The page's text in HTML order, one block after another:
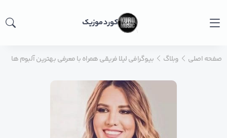
کورد موزیک
صفحه اصلی وبلاگ بیوگرافی لیلا فریقی همراه با معرفی بهترین آلبوم ها